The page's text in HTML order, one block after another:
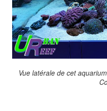
Vue latérale de cet